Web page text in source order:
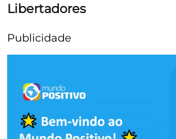
Libertadores
Publicidade